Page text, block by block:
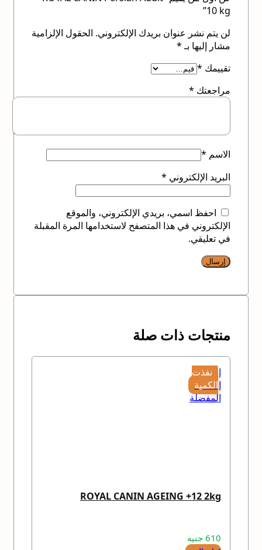
10 kg”
لن يتم نشر عنوان بريدك الإلكتروني. الحقول الإلزامية
مشار إليها بـ*
تقييمك *
مراجعتك *
الاسم *
البريد الإلكتروني *
احفظ اسمي، بريدي الإلكتروني، والموقع
الإلكتروني في هذا المتصفح لاستخدامها المرة المقبلة
في تعليقي.
منتجات ذات صلة
نفذت
الكمية
إضافة
إلى
المفضلة
ROYAL CANIN AGEING +12 2kg
610 جنيه